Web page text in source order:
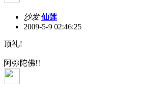
沙发 仙莲
2009-5-9 02:46:25
顶礼!
阿弥陀佛!!